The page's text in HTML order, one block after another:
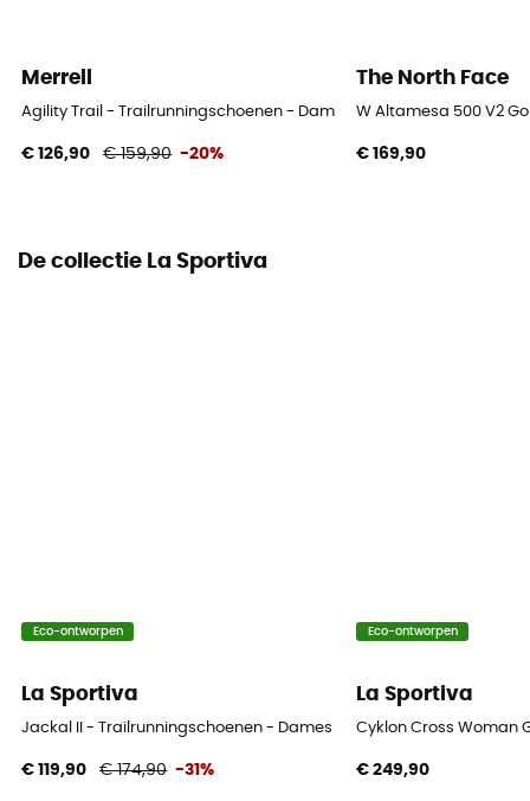
Merrell
Agility Trail - Trailrunningschoenen - Dames
€ 126,90 € 159,90 -20%
The North Face
W Altamesa 500 V2
€ 169,90
De collectie La Sportiva
Eco-ontworpen
La Sportiva
Jackal II - Trailrunningschoenen - Dames
€ 119,90 € 174,90 -31%
Eco-ontworpen
La Sportiva
Cyklon Cross Woman
€ 249,90